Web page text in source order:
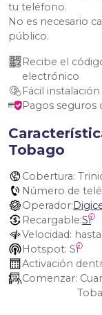
tu teléfono.
No es necesario
público.
Recibe el
electrónico
Fácil
Pagos seguros
Tobago
Cobertura:
Número de
Operador:
Recargable:Sí
Velocidad:
Hotspot: Sí
Activación
Comenzar: